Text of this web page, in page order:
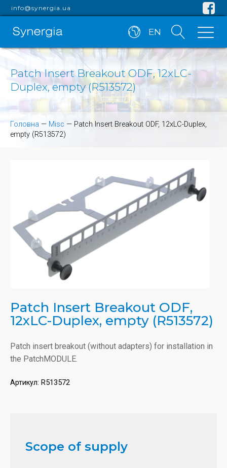
info@synergia.ua
EN
Patch Insert Breakout ODF, 12xLC-
Duplex, empty (R513572)
Головна — Misc — Patch Insert Breakout ODF, 12xLC-Duplex,
empty (R513572)
Patch Insert Breakout ODF,
12xLC-Duplex, empty (R513572)
Patch insert breakout (without adapters) for installation in
the PatchMODULE.
Артикул: R513572
Scope of supply